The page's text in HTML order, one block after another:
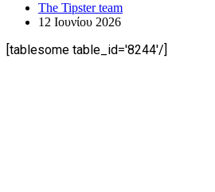
The Tipster team
12 Ιουνίου 2026
[tablesome table_id='8244'/]